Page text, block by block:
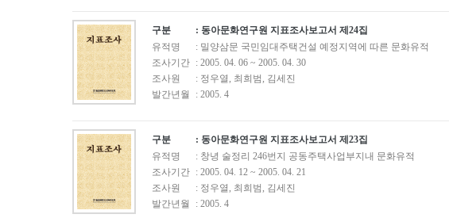
구분
: 동아문화연구원 지표조사보고서 제24집
유적명
: 밀양삼문 국민임대주택건설 예정지역에 따른 문화유적
조사기간 : 2005. 04. 06 ~ 2005. 04. 30
조사원
: 정우열, 최희범, 김세진
발간년월
: 2005. 4
구분
: 동아문화연구원 지표조사보고서 제23집
유적명
: 창녕 술정리 246번지 공동주택사업부지내 문화유적
조사기간 : 2005. 04. 12 ~ 2005. 04. 21
조사원
: 정우열, 최희범, 김세진
발간년월
: 2005. 4